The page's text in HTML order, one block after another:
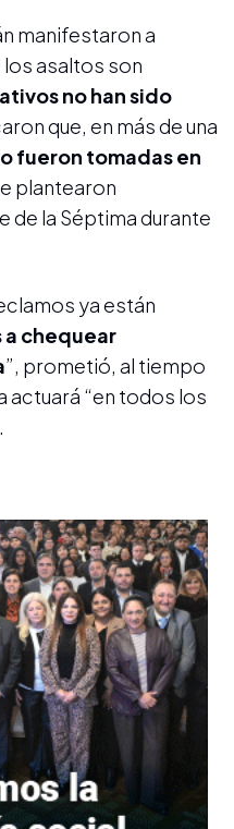
manifestaron a
asaltos son
no han sido
que, en más de una
fueron tomadas en
plantearon
la Séptima durante
ya están
a chequear
”, prometió, al tiempo
actuará “en todos los